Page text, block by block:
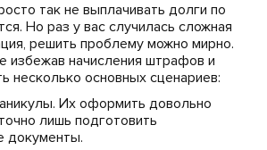
так не выплачивать долги по
Но раз у вас случилась сложная
решить проблему можно мирно.
избежав начисления штрафов и
несколько основных сценариев:
Их оформить довольно
лишь подготовить
документы.